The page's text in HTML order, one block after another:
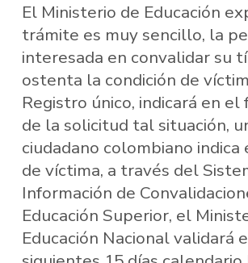
El Ministerio de Educación
trámite es muy sencillo, la
interesada en convalidar su
ostenta la condición de
Registro único, indicará en
de la solicitud tal situación,
ciudadano colombiano indica
de víctima, a través del
Información de
Educación Superior, el
Educación Nacional validará